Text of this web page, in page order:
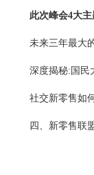
此次峰会4大主
未来三年最大的
深度揭秘:国民大
社交新零售如何
四、新零售联盟